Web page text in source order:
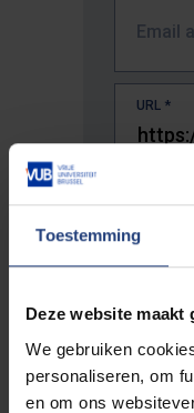
Toestemming
Deze website maakt
We gebruiken
personaliseren, om
en om ons
Email
URL *
The full URL